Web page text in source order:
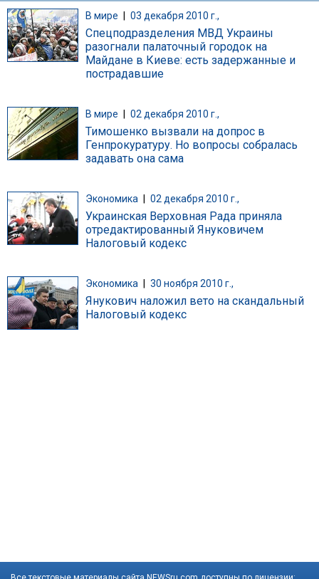
В мире | 03 декабря 2010 г.,
Спецподразделения МВД Украины
разогнали палаточный городок на
Майдане в Киеве: есть задержанные и
пострадавшие
В мире 02 декабря 2010 г.,
Тимошенко вызвали на допрос в
Генпрокуратуру. Но вопросы собралась
задавать она сама
Экономика 02 декабря 2010 г.,
Украинская Верховная Рада приняла
отредактированный Януковичем
Налоговый кодекс
Экономика 30 ноября 2010 г.,
Янукович наложил вето на скандальный
Налоговый кодекс